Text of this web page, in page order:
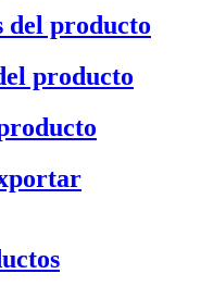
del producto
producto